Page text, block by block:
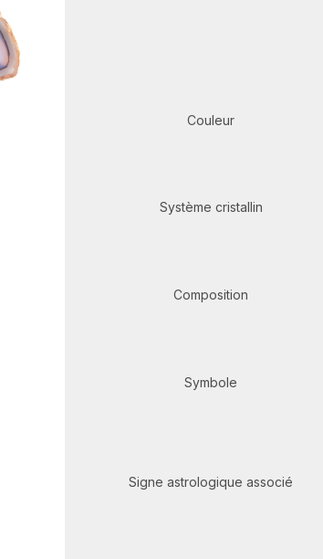
Couleur
Système cristallin
Composition
Symbole
Signe astrologique associé